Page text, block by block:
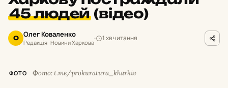
45 людей (відео)
О Олег Коваленко
Редакція · Новини Харкова
1 хв читання
ФОТО Фото: t.me/prokuratura_kharkiv